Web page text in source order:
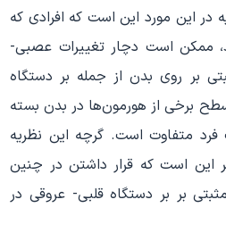
در این مورد این است که افرادی که
ممکن است دچار تغییرات عصبی-
بر روی بدن از جمله بر دستگاه
برخی از هورمون‌ها در بدن بسته
متفاوت است. گرچه این نظریه
این است که قرار داشتن در چنین
بر بر دستگاه قلبی- عروقی در